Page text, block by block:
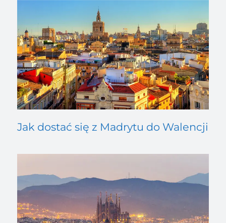
Jak dostać się z Madrytu do Walencji